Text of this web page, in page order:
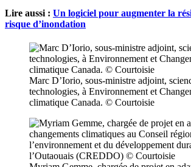
Lire aussi : Un logiciel pour augmenter la
risque d’inondation
Marc D’Iorio, sous-ministre adjoint,
technologies, à Environnement et
climatique Canada. © Courtoisie